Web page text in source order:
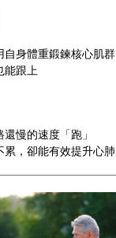
自身體重鍛鍊核心肌群
能跟上
慢的速度「跑」
累，卻能有效提升心肺